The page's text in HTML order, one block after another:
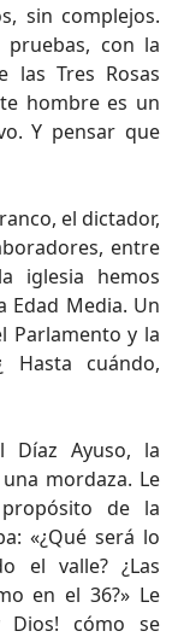
sin complejos.
con la
las Tres Rosas
hombre es un
Y pensar que
el dictador,
entre
iglesia hemos
Edad Media. Un
Parlamento y la
Hasta cuándo,
Díaz Ayuso, la
mordaza. Le
de la
«¿Qué será lo
el valle? ¿Las
en el 36?» Le
Dios! cómo se